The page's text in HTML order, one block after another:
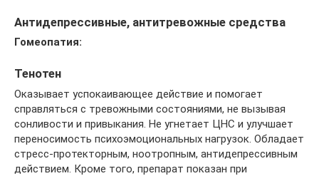
Антидепрессивные, антитревожные средства
Гомеопатия:
Тенотен
Оказывает успокаивающее действие и помогает
справляться с тревожными состояниями, не вызывая
сонливости и привыкания. Не угнетает ЦНС и улучшает
переносимость психоэмоциональных нагрузок. Обладает
стресс-протекторным, ноотропным, антидепрессивным
действием. Кроме того, препарат показан при